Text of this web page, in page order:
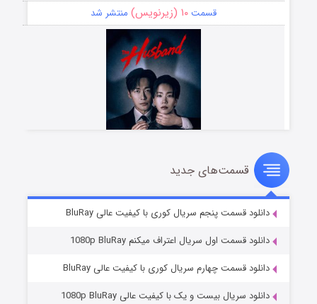
قسمت۱۰ (زیرنویس) منتشر شد
قسمت۸ (زیرنویس) منتشر شد
قسمت‌های جدید
دانلود قسمت پنجم سریال کوری با کیفیت عالی BluRay
دانلود قسمت اول سریال اعتراف میکنم 1080p BluRay
دانلود قسمت چهارم سریال کوری با کیفیت عالی BluRay
دانلود سریال بیست و یک با کیفیت عالی 1080p BluRay